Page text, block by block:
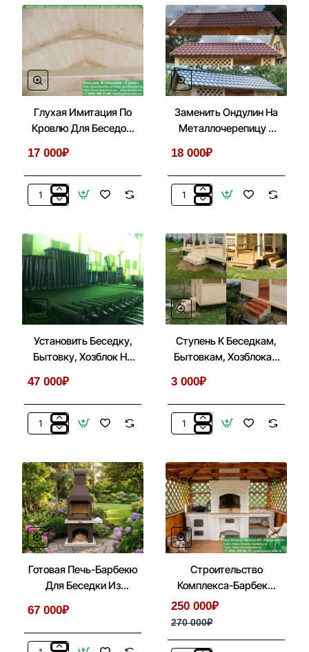
Глухая Имитация По
Кровлю Для Беседок,
17 000₽
Глухая
Кровлю
Для
Беседок,
Бытовок,
Хозблоков
3х4
Заменить Ондулин На
Металлочерепицу В
18 000₽
Заменить
Металлочерепицу
В
Беседках
3х4
Установить Беседку,
Бытовку, Хозблок На
47 000₽
Установить
Хозблок
На
Металлические
Сваи
Ступень К Беседкам,
Бытовкам, Хозблокам
3 000₽
Ступень
Бытовкам,
Хозблокам
На
Сваях
Готовая Печь-Барбекю
Для Беседки Из
67 000₽
Строительство
Комплекса-Барбекю
Из Кирпича В Беседке,
Летней Кухни
250 000₽
270 000₽